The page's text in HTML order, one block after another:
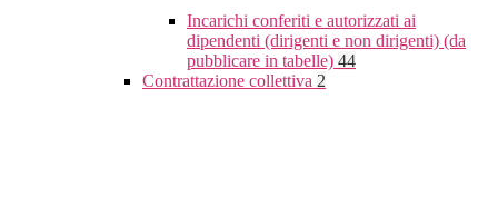
Incarichi conferiti e autorizzati ai
dipendenti (dirigenti e non dirigenti) (da
pubblicare in tabelle) 44
Contrattazione collettiva 2